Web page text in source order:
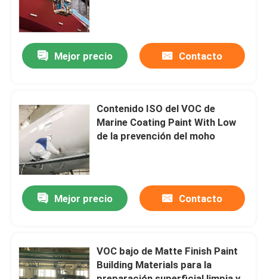
Los vídeos
Sobre nosotros
Control de calidad
Contacta con nosotros
Solicitar una cita
Materia prima de los gránulos plásticos
Mejor precio Contacto
Contenido ISO del VOC de
Marine Coating Paint With Low
de la prevención del moho
Mejor precio Contacto
VOC bajo de Matte Finish Paint
Building Materials para la